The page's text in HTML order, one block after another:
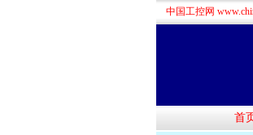
中国工控网
首